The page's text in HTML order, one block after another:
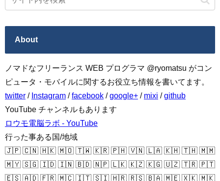
About
ノマドなフリーランス WEB プログラマ @ryomatsu がコン
ピュータ・モバイルに関するお役立ち情報を書いてます。
twitter / Instagram /facebook /google+ / mixi /github
YouTube チャンネルもあります
ロウモ電脳ラボ - YouTube
行った事ある国/地域
🇯🇵 🇨🇳 🇭🇰 🇲🇴 🇹🇼 🇰🇷 🇵🇭 🇻🇳 🇱🇦 🇰🇭 🇹🇭 🇲🇲
🇲🇾 🇸🇬 🇮🇩 🇮🇳 🇧🇩 🇳🇵 🇱🇰 🇰🇿 🇰🇬 🇺🇿 🇹🇷 🇵🇹
🇪🇸 🇦🇩 🇫🇷 🇲🇨 🇮🇹 🇸🇮 🇭🇷 🇷🇸 🇧🇦 🇲🇪 🇽🇰 🇲🇰